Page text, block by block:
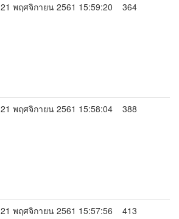
21 พฤศจิกายน 2561 15:59:20 364
21 พฤศจิกายน 2561 15:58:04 388
21 พฤศจิกายน 2561 15:57:56 413